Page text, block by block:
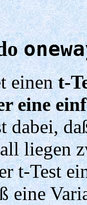
einent-
eine
dabei,
liegen
t-Test
eine